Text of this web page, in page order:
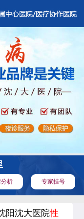
析 专家挂号
阳沈大医院性